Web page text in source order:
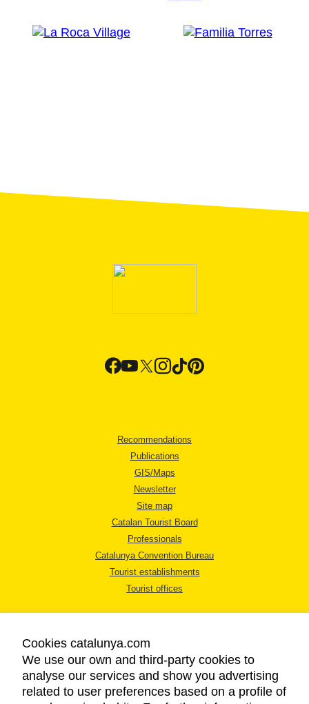
Recommendations
Publications
GIS/Maps
Newsletter
Site map
Catalan Tourist Board
Professionals
Catalunya Convention Bureau
Tourist establishments
Tourist offices
LEGAL NOTICE
Cookies catalunya.com
We use our own and third-party cookies to
analyse our services and show you advertising
related to user preferences based on a profile of